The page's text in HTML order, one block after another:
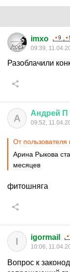
imxo
09:39,
Разоблачили
А Андрей П
09:52,
От пользователя
Арина Рыкова
месяцев
фитошняга
I igormail
10:06,
Вопрос к